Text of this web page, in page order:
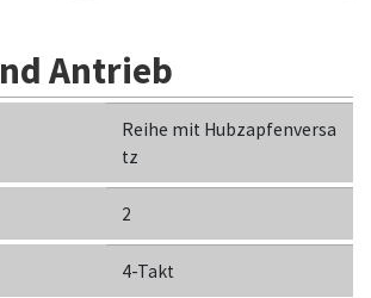
Antrieb
Reihe mit Hubzapfenversa
tz
2
4-Takt